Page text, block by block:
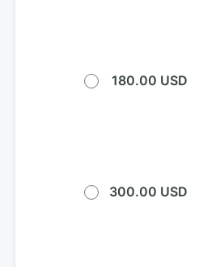
180.00 USD
300.00 USD